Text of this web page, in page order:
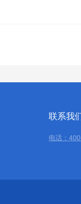
联系我
电话：